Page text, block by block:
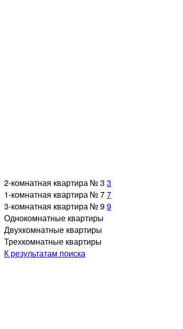
2-комнатная квартира № 3 3
1-комнатная квартира № 77
3-комнатная квартира № 99
Однокомнатные квартиры
Двухкомнатные квартиры
Трехкомнатные квартиры
К результатам поиска